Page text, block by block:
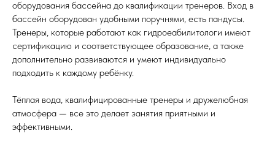
оборудования бассейна до квалификации тренеров. Вход в
бассейн оборудован удобными поручнями, есть пандусы.
Тренеры, которые работают как гидроеабилитологи имеют
сертификацию и соответствующее образование, а также
дополнительно развиваются и умеют индивидуально
подходить к каждому ребёнку.
Тёплая вода, квалифицированные тренеры и дружелюбная
атмосфера — все это делает занятия приятными и
эффективными.